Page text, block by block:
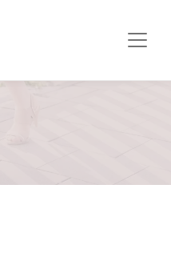
전 보러가기